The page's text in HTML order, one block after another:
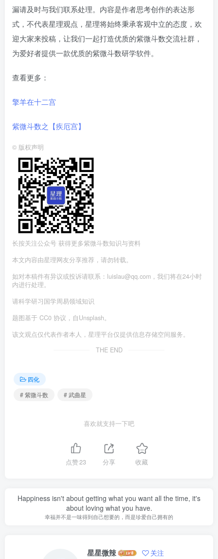
漏请及时与我们联系处理。内容是作者思考创作的表达形
式，不代表星理观点，星理将始终秉承客观中立的态度，欢
迎大家来投稿，让我们一起打造优质的紫微斗数交流社群，
为爱好者提供一款优质的紫微斗数研学软件。
查看更多：
擎羊在十二宫
紫微斗数之【疾厄宫】
© 版权声明
长按关注公众号 获得更多紫微斗数知识与资料
本文内容由星理网友分享推荐，请勿转载。
如对本稿件有异议或投诉请联系：luislau@qq.com，我们将在24小时
内进行处理。
请科学研习国学周易领域知识
题图基于 CC0 协议，自Unsplash。
该文观点仅代表作者本人，星理平台仅提供信息存储空间服务。
THE END
四化
# 紫微斗数
# 武曲星
喜欢就支持一下吧
点赞23 分享 收藏
Happiness isn't about getting what you want all the time, it's
about loving what you have.
幸福并不是一味得到自己想要的，而是珍爱自己拥有的
星星微辣 关注